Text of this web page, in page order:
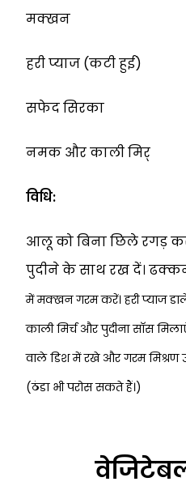
मक्खन 3 बड़े
हरी प्याज (कटी हुई)
सफेद सिरका 1
नमक और काली मिर्
विधि:
आलू को बिना छिले रगड़
पुदीने के साथ रख दें।
में मक्खन गरम करें। हरी प्याज
काली मिर्च और पुदीनासाॅस
वाले डिश में रखे और गरम मिश्रण
(ठंडा भी परोस सकते हैं।)